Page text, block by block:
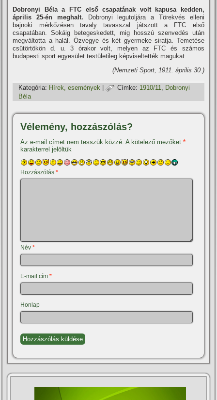
Dobronyi Béla a FTC első csapatának volt kapusa kedden,
április 25-én meghalt. Dobronyi legutoljára a Törekvés elleni
bajnoki mérkőzésen tavaly tavasszal játszott a FTC első
csapatában. Sokáig betegeskedett, mig hosszú szenvedés után
megváltotta a halál. Özvegye és két gyermeke siratja. Temetése
csütörtökön d. u. 3 órakor volt, melyen az FTC és számos
budapesti sport egyesület testületileg képviseltették magukat.
(Nemzeti Sport, 1911. április 30.)
Kategória: Hí­rek, események | Címke: 1910/11, Dobronyi
Béla
Vélemény, hozzászólás?
Az e-mail címet nem tesszük közzé. A kötelező mezőket*
karakterrel jelöltük
Hozzászólás*
Név*
E-mail cím*
Honlap